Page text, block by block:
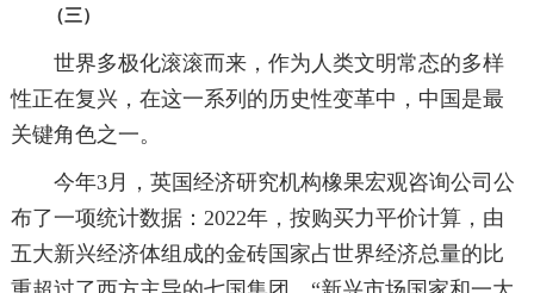
（三）
世界多极化滚滚而来，作为人类文明常态的多样
性正在复兴，在这一系列的历史性变革中，中国是最
关键角色之一。
今年3月，英国经济研究机构橡果宏观咨询公司公
布了一项统计数据：2022年，按购买力平价计算，由
五大新兴经济体组成的金砖国家占世界经济总量的比